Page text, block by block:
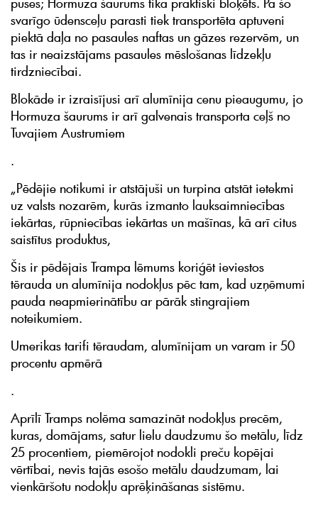
svarīgo ūdensceļu parasti tiek transportēta aptuveni
piektā daļa no pasaules naftas un gāzes rezervēm, un
tas ir neaizstājams pasaules mēslošanas līdzekļu
tirdzniecībai.
Blokāde ir izraisījusi arī alumīnija cenu pieaugumu, jo
Hormuza šaurums ir arī galvenais transporta ceļš no
Tuvajiem Austrumiem
.
„Pēdējie notikumi ir atstājuši un turpina atstāt ietekmi
uz valsts nozarēm, kurās izmanto lauksaimniecības
iekārtas, rūpniecības iekārtas un mašīnas, kā arī citus
saistītus produktus,
Šis ir pēdējais Trampa lēmums koriģēt ieviestos
tērauda un alumīnija nodokļus pēc tam, kad uzņēmumi
pauda neapmierinātību ar pārāk stingrajiem
noteikumiem.
Umerikas tarifi tēraudam, alumīnijam un varam ir 50
procentu apmērā
.
Aprīlī Tramps nolēma samazināt nodokļus precēm,
kuras, domājams, satur lielu daudzumu šo metālu, līdz
25 procentiem, piemērojot nodokli preču kopējai
vērtībai, nevis tajās esošo metālu daudzumam, lai
vienkāršotu nodokļu aprēķināšanas sistēmu.